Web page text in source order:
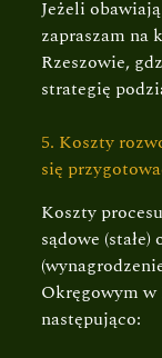
Jeżeli
zapraszam na
Rzeszowie,
strategię
5. Koszty
się
Koszty
sądowe
Okręgowym w
następująco: